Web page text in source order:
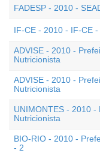
FADESP - 2010 -
IF-CE - 2010 - IF-CE
ADVISE - 2010 -
Nutricionista
ADVISE - 2010 -
Nutricionista
UNIMONTES - 2010
Nutricionista
BIO-RIO - 2010 -
- 2